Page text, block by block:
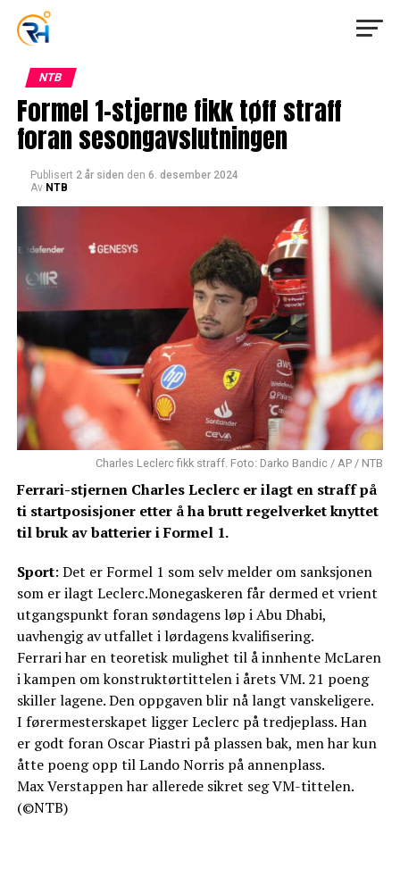
NTB
Formel 1-stjerne fikk tøff straff
foran sesongavslutningen
Publisert 2 år siden den 6. desember 2024
Av NTB
Charles Leclerc fikk straff. Foto: Darko Bandic / AP / NTB
Ferrari-stjernen Charles Leclerc er ilagt en straff på
ti startposisjoner etter å ha brutt regelverket knyttet
til bruk av batterier i Formel 1.
Sport: Det er Formel 1 som selv melder om sanksjonen
som er ilagt Leclerc.Monegaskeren får dermed et vrient
utgangspunkt foran søndagens løp i Abu Dhabi,
uavhengig av utfallet i lørdagens kvalifisering.
Ferrari har en teoretisk mulighet til å innhente McLaren
i kampen om konstruktørtittelen i årets VM. 21 poeng
skiller lagene. Den oppgaven blir nå langt vanskeligere.
I førermesterskapet ligger Leclerc på tredjeplass. Han
er godt foran Oscar Piastri på plassen bak, men har kun
åtte poeng opp til Lando Norris på annenplass.
Max Verstappen har allerede sikret seg VM-tittelen.
(©NTB)